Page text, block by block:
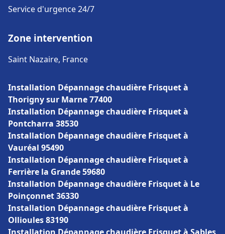
Service d'urgence 24/7
Zone intervention
Saint Nazaire, France
Installation Dépannage chaudière Frisquet à
Thorigny sur Marne 77400
Installation Dépannage chaudière Frisquet à
Pontcharra 38530
Installation Dépannage chaudière Frisquet à
Vauréal 95490
Installation Dépannage chaudière Frisquet à
Ferrière la Grande 59680
Installation Dépannage chaudière Frisquet à Le
Poinçonnet 36330
Installation Dépannage chaudière Frisquet à
Ollioules 83190